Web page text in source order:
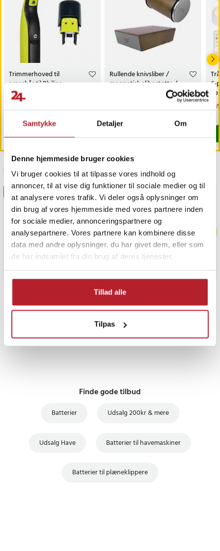
Samtykke Detaljer Om
Denne hjemmeside bruger cookies
Vi bruger cookies til at tilpasse vores indhold og
annoncer, til at vise dig funktioner til sociale medier og til
at analysere vores trafik. Vi deler også oplysninger om
din brug af vores hjemmeside med vores partnere inden
for sociale medier, annonceringspartnere og
analysepartnere. Vores partnere kan kombinere disse
data med andre oplysninger, du har givet dem, eller som
de har indsamlet fra din brug af deres tjenester.
Tillad alle
Tilpas
Worx WR104SI
Worx WR104SI.1
Worx WR105SI
Worx WR105SI.1
Worx WR106SI.1
Worx WR110MI
Worx WR110MI.1
Worx WR115MI
Ferrex R800 Smart
Varenummer
Worx 50032774
Worx WA3230
Worx WA3231
Ferrex CA0005
Article number :122070
Trimmerhoved til
næsehår til Philips
OneBlade /
næsehårstrimmer /
Rullende knivsliber /
magnetisk slibestøtte /
diamantbryne 400/1000 /
6-
Sidst besøgt
UDSALG
Finde gode tilbud
Batterier Udsalg 200kr & mere
Udsalg Have Batterier til havemaskiner
Batterier til plæneklippere